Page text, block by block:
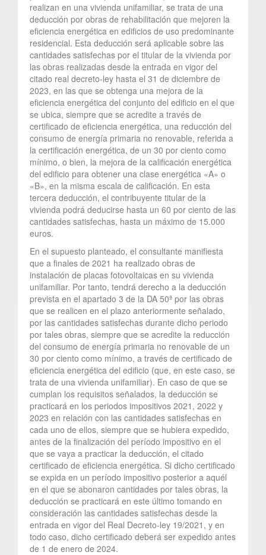
realizan en una vivienda unifamiliar, se trata de una
deducción por obras de rehabilitación que mejoren la
eficiencia energética en edificios de uso predominante
residencial. Esta deducción será aplicable sobre las
cantidades satisfechas por el titular de la vivienda por
las obras realizadas desde la entrada en vigor del
citado real decreto-ley hasta el 31 de diciembre de
2023, en las que se obtenga una mejora de la
eficiencia energética del conjunto del edificio en el que
se ubica, siempre que se acredite a través de
certificado de eficiencia energética, una reducción del
consumo de energía primaria no renovable, referida a
la certificación energética, de un 30 por ciento como
mínimo, o bien, la mejora de la calificación energética
del edificio para obtener una clase energética «A» o
«B», en la misma escala de calificación. En esta
tercera deducción, el contribuyente titular de la
vivienda podrá deducirse hasta un 60 por ciento de las
cantidades satisfechas, hasta un máximo de 15.000
euros.
En el supuesto planteado, el consultante manifiesta
que a finales de 2021 ha realizado obras de
instalación de placas fotovoltaicas en su vivienda
unifamiliar. Por tanto, tendrá derecho a la deducción
prevista en el apartado 3 de la DA 50ª por las obras
que se realicen en el plazo anteriormente señalado,
por las cantidades satisfechas durante dicho periodo
por tales obras, siempre que se acredite la reducción
del consumo de energía primaria no renovable de un
30 por ciento como mínimo, a través de certificado de
eficiencia energética del edificio (que, en este caso, se
trata de una vivienda unifamiliar). En caso de que se
cumplan los requisitos señalados, la deducción se
practicará en los periodos impositivos 2021, 2022 y
2023 en relación con las cantidades satisfechas en
cada uno de ellos, siempre que se hubiera expedido,
antes de la finalización del período impositivo en el
que se vaya a practicar la deducción, el citado
certificado de eficiencia energética. Si dicho certificado
se expida en un período impositivo posterior a aquél
en el que se abonaron cantidades por tales obras, la
deducción se practicará en este último tomando en
consideración las cantidades satisfechas desde la
entrada en vigor del Real Decreto-ley 19/2021, y en
todo caso, dicho certificado deberá ser expedido antes
de 1 de enero de 2024.